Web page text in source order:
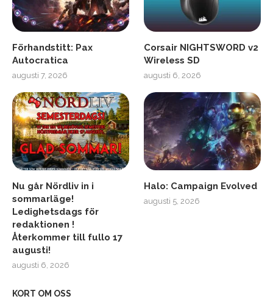
Förhandstitt: Pax
Autocratica
augusti 7, 2026
Corsair NIGHTSWORD v2
Wireless SD
augusti 6, 2026
Nu går Nördliv in i
sommarläge!
Ledighetsdags för
redaktionen !
Återkommer till fullo 17
augusti!
augusti 6, 2026
Halo: Campaign Evolved
augusti 5, 2026
KORT OM OSS